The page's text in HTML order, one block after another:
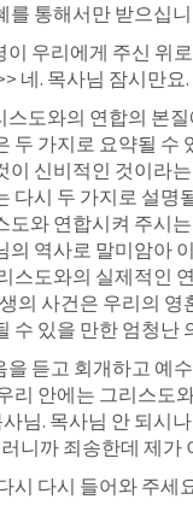
를 통해서만 받으십
이 우리에게 주신 위
네. 목사님 잠시만
스도와의 연합의 본
두 가지로 요약될 수
이 신비적인 것이라
다시 두 가지로 설명
도와 연합시켜 주시
의 역사로 말미암아
스도와의 실제적인
의 사건은 우리의
수 있을 만한 엄청난
을 듣고 회개하고 예
리 안에는 그리스도
님. 목사님 안 되시
니까 죄송한데 제가
시 다시 들어와 주세